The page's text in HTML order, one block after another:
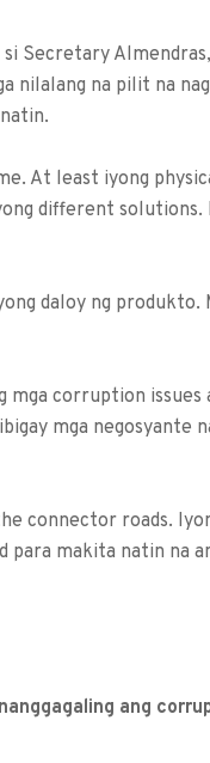
Secretary
nilalang na pilit na
At least iyong
different solutions.
daloy ng produkto.
mga corruption
mga negosyante
connector roads.
makita natin na
ang